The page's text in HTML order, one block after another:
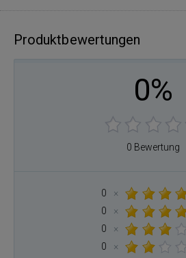
Produktbewertungen
0%
0 Bewertung
0
×
0
×
0
×
0
×